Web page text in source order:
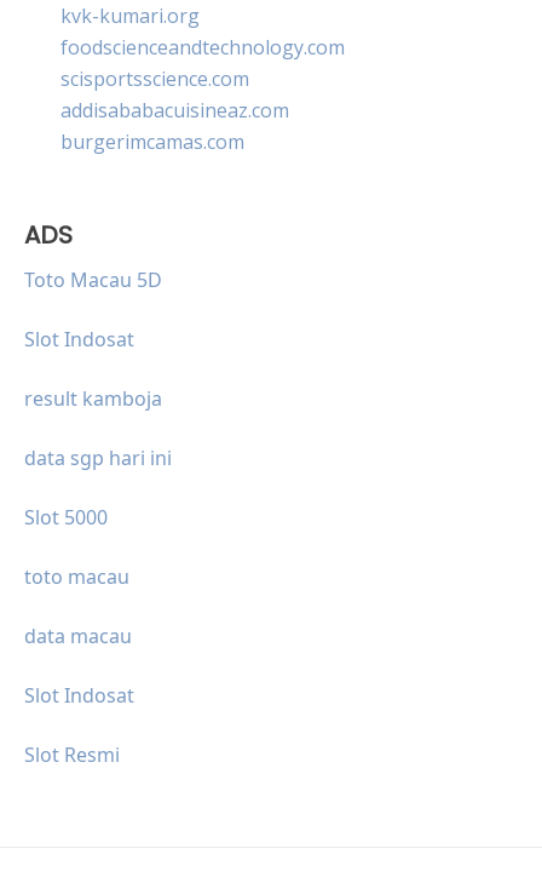
kvk-kumari.org
foodscienceandtechnology.com
scisportsscience.com
addisababacuisineaz.com
burgerimcamas.com
ADS
Toto Macau 5D
Slot Indosat
result kamboja
data sgp hari ini
Slot 5000
toto macau
data macau
Slot Indosat
Slot Resmi